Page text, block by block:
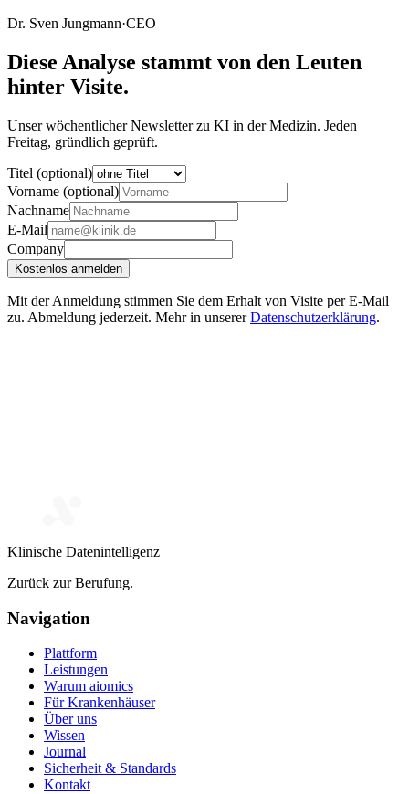
Dr. Sven Jungmann·CEO
Diese Analyse stammt von den Leuten
hinter Visite.
Unser wöchentlicher Newsletter zu KI in der Medizin. Jeden
Freitag, gründlich geprüft.
Titel (optional)
Vorname (optional)
Nachname
E-Mail
Company
Kostenlos anmelden
Mit der Anmeldung stimmen Sie dem Erhalt von Visite per E-Mail
zu. Abmeldung jederzeit. Mehr in unserer Datenschutzerklärung.
Klinische Datenintelligenz
Zurück zur Berufung.
Navigation
Plattform
Leistungen
Warum aiomics
Für Krankenhäuser
Über uns
Wissen
Journal
Sicherheit & Standards
Kontakt